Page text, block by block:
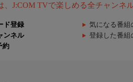
、J:COM TVで楽しめる全チャンネ
ド登録 気になる番組
ンネル 登録した番組
約